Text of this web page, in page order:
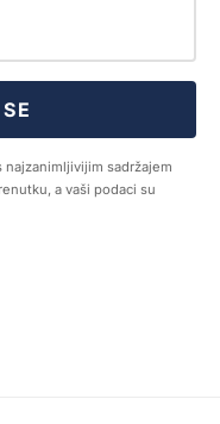
sadržajem
a vaši podaci su